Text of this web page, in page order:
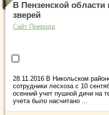
В Пензенской
зверей
Сайт Природа
28.11.2016 В Никольском
сотрудники лесхоза с 10
осенний учет пушной дичи на
учета было насчитано ...